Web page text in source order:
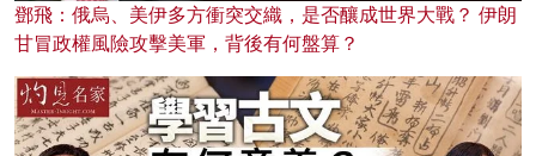
鄧飛：俄烏、美伊多方衝突交織，是否釀成世界大戰？ 伊朗
甘冒政權風險攻擊美軍，背後有何盤算？